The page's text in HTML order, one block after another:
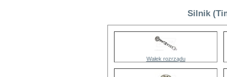
Silnik
Wałek rozrządu